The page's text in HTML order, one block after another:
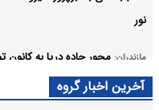
نور
مازندران: محور جاده دریا به
مازندران: همایش بزرگ «دلدادگان
آخرین اخبار گروه